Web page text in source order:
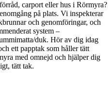
carport eller hus i Rörmyra?
på plats. Vi inspekterar
och genomföringar, och
system –
duk. Hör av dig idag
ett papptak som håller tätt
med omnejd och hjälper dig
tätt tak.